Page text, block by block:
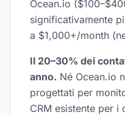
Ocean.io
significativamente
a $1,000+/month
Il 20–30% dei
anno. Né Ocean.io
progettati per
CRM esistente per